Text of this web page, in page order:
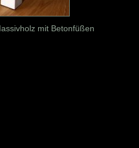
mit Betonfüßen